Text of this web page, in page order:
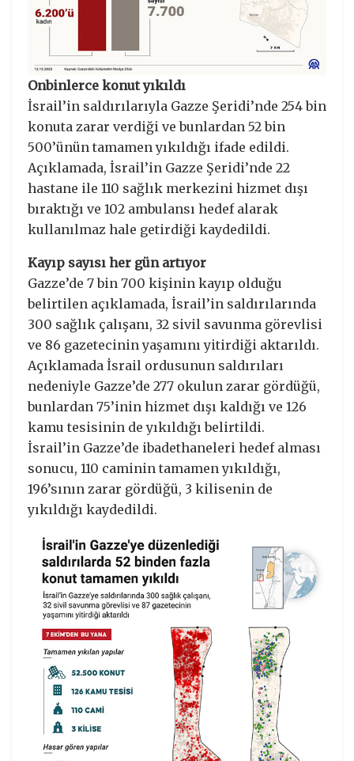
Onbinlerce konut yıkıldı
İsrail’in saldırılarıyla Gazze Şeridi’nde 254 bin
konuta zarar verdiği ve bunlardan 52 bin
500’ünün tamamen yıkıldığı ifade edildi.
Açıklamada, İsrail’in Gazze Şeridi’nde 22
hastane ile 110 sağlık merkezini hizmet dışı
bıraktığı ve 102 ambulansı hedef alarak
kullanılmaz hale getirdiği kaydedildi.
Kayıp sayısı her gün artıyor
Gazze’de 7 bin 700 kişinin kayıp olduğu
belirtilen açıklamada, İsrail’in saldırılarında
300 sağlık çalışanı, 32 sivil savunma görevlisi
ve 86 gazetecinin yaşamını yitirdiği aktarıldı.
Açıklamada İsrail ordusunun saldırıları
nedeniyle Gazze’de 277 okulun zarar gördüğü,
bunlardan 75’inin hizmet dışı kaldığı ve 126
kamu tesisinin de yıkıldığı belirtildi.
İsrail’in Gazze’de ibadethaneleri hedef alması
sonucu, 110 caminin tamamen yıkıldığı,
196’sının zarar gördüğü, 3 kilisenin de
yıkıldığı kaydedildi.